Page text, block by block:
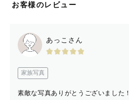
お客様のレビュー
あっこさん
家族写真
素敵な写真ありがとうございました！